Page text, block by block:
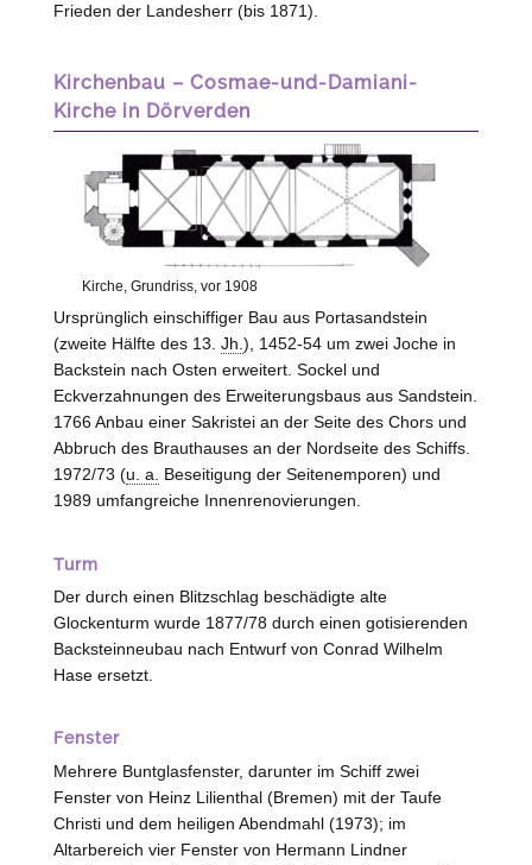
Frieden der Landesherr (bis 1871).
Kirchenbau – Cosmae-und-Damiani-
Kirche in Dörverden
Kirche, Grundriss, vor 1908
Ursprünglich einschiffiger Bau aus Portasandstein
(zweite Hälfte des 13. Jh.), 1452-54 um zwei Joche in
Backstein nach Osten erweitert. Sockel und
Eckverzahnungen des Erweiterungsbaus aus Sandstein.
1766 Anbau einer Sakristei an der Seite des Chors und
Abbruch des Brauthauses an der Nordseite des Schiffs.
1972/73 (u. a. Beseitigung der Seitenemporen) und
1989 umfangreiche Innenrenovierungen.
Turm
Der durch einen Blitzschlag beschädigte alte
Glockenturm wurde 1877/78 durch einen gotisierenden
Backsteinneubau nach Entwurf von Conrad Wilhelm
Hase ersetzt.
Fenster
Mehrere Buntglasfenster, darunter im Schiff zwei
Fenster von Heinz Lilienthal(Bremen) mit der Taufe
Christi und dem heiligen Abendmahl (1973); im
Altarbereich vier Fenster von Hermann Lindner